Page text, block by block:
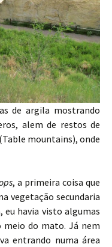
de argila mostrando
alem de restos de
mountains), onde
, a primeira coisa que
vegetação secundaria
eu havia visto algumas
meio do mato. Já nem
entrando numa área